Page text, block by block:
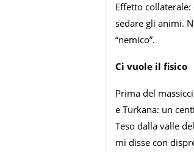
Effetto
sedare gli animi.
“nemico”.
Ci vuole il fisico
Prima del
e Turkana: un
Teso dalla valle
mi disse con